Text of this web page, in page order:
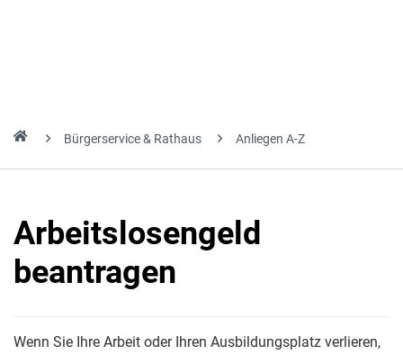
Bürgerservice & Rathaus Anliegen A-Z
Arbeitslosengeld
beantragen
Wenn Sie Ihre Arbeit oder Ihren Ausbildungsplatz verlieren,